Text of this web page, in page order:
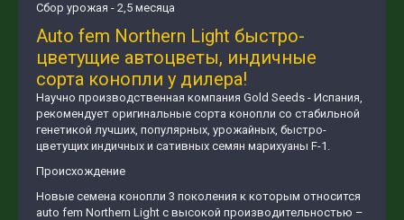
Сбор урожая - 2,5 месяца
Auto fem Northern Light быстро-
цветущие автоцветы, индичные
сорта конопли у дилера!
Научно производственная компания Gold Seeds - Испания,
рекомендует оригинальные сорта конопли со стабильной
генетикой лучших, популярных, урожайных, быстро-
цветущих индичных и сативных семян марихуаны F-1.
Происхождение
Новые семена конопли 3 поколения к которым относится
auto fem Northern Light с высокой производительностью –